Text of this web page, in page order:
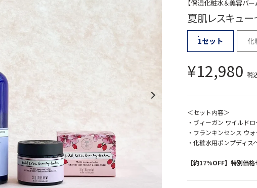
【保湿化粧水＆美容バー
夏肌レスキュー
1セット 化
¥12,980 税
＜セット内容＞
・ヴィーガン ワイルド
・フランキンセンス ウ
・化粧水用ポンプディス
【約17％OFF】特別価